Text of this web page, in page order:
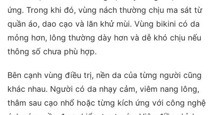
ứng. Trong khi đó, vùng nách thường chịu ma sát từ
quần áo, dao cạo và lăn khử mùi. Vùng bikini có da
mỏng hơn, lông thường dày hơn và dễ khó chịu nếu
thông số chưa phù hợp.
Bên cạnh vùng điều trị, nền da của từng người cũng
khác nhau. Người có da nhạy cảm, viêm nang lông,
thâm sau cạo nhổ hoặc từng kích ứng với công nghệ